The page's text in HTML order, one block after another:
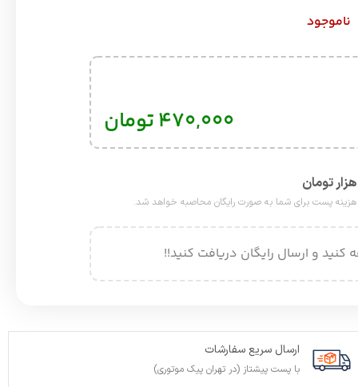
ناموجود
۴۷۰,۰۰۰تومان
کنید و ارسال رایگان دریافت کنید!!
ارسال سریع سفارشات
با پست پیشتاز (در تهران پیک موتوری)